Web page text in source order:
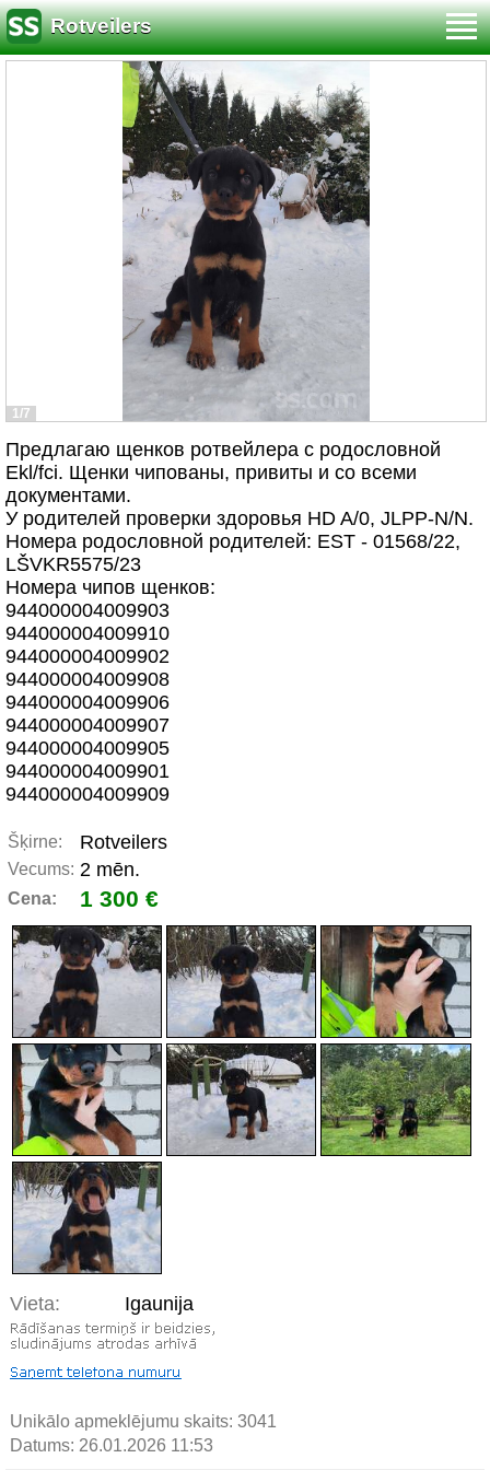
Rotveilers
1/7
Предлагаю щенков ротвейлера с родословной
Ekl/fci. Щенки чипованы, привиты и со всеми
документами.
У родителей проверки здоровья HD A/0, JLPP-N/N.
Номера родословной родителей: EST - 01568/22,
LŠVKR5575/23
Номера чипов щенков:
944000004009903
944000004009910
944000004009902
944000004009908
944000004009906
944000004009907
944000004009905
944000004009901
944000004009909
Šķirne: Rotveilers
Vecums: 2 mēn.
Cena: 1 300 €
Vieta: Igaunija
Unikālo apmeklējumu skaits: 3041
Datums: 26.01.2026 11:53